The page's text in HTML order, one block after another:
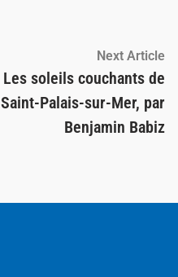
Next Article
Les soleils couchants de
Saint-Palais-sur-Mer, par
Benjamin Babiz